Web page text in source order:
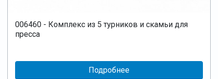
006460 - Комплекс из 5 турников и скамьи для
пресса
Подробнее